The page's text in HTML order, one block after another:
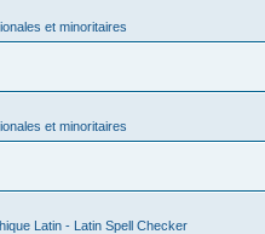
et minoritaires
et minoritaires
Latin - Latin Spell Checker